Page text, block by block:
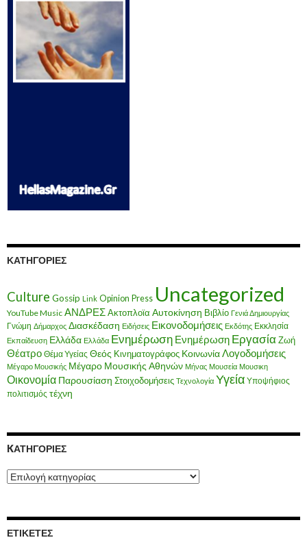
ΚΑΤΗΓΟΡΊΕΣ
Culture Gossip Link Opinion Press Uncategorized
YouTube Music ΑΝΔΡΕΣΑκτοπλοϊα Αυτοκίνηση Βιβλίο Γενιά Δημιουργίας
Γνώμη Δήμαρχος Διασκέδαση Ειδήσεις Εικονοδομήσεις Εκδότης Εκκλησία
Εκπαίδευση Ελλάδα Ελλάδα Ενημέρωση Ενημέρωση ΕργασίαΖωή
Θέατρο Θέμα Υγείας Θεός Κινηματογράφος ΚοινωνίαΛογοδομήσεις
Μέγαρο Μουσικής Μέγαρο Μουσικής Αθηνών Μήνας Μουσεία Μουσικη
Οικονομία Παρουσίαση Στοιχοδομήσεις Τεχνολογία Υγεία Υποψήφιος
πολιτισμός τέχνη
KΑΤΗΓΟΡΊΕΣ
Kατηγορίες
ΕΤΙΚΈΤΕΣ